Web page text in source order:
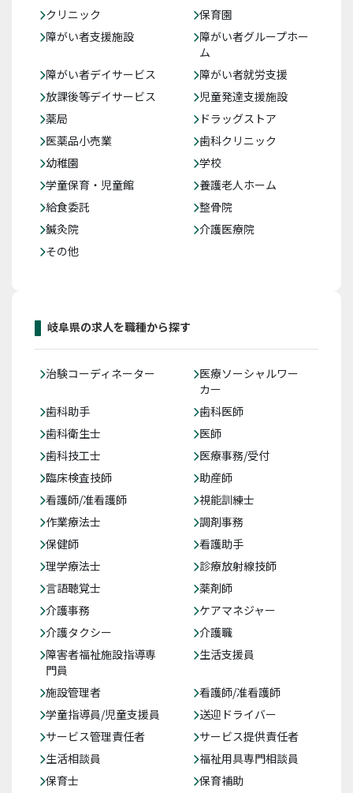
クリニック
保育園
障がい者支援施設
障がい者グループホー
ム
障がい者デイサービス
障がい者就労支援
放課後等デイサービス
児童発達支援施設
薬局
ドラッグストア
医薬品小売業
歯科クリニック
幼稚園
学校
学童保育・児童館
養護老人ホーム
給食委託
整骨院
鍼灸院
介護医療院
その他
岐阜県の求人を職種から探す
治験コーディネーター
医療ソーシャルワー
カー
歯科助手
歯科医師
歯科衛生士
医師
歯科技工士
医療事務/受付
臨床検査技師
助産師
看護師/准看護師
視能訓練士
作業療法士
調剤事務
保健師
看護助手
理学療法士
診療放射線技師
言語聴覚士
薬剤師
介護事務
ケアマネジャー
介護タクシー
介護職
障害者福祉施設指導専
門員
生活支援員
施設管理者
看護師/准看護師
学童指導員/児童支援員
送迎ドライバー
サービス管理責任者
サービス提供責任者
生活相談員
福祉用具専門相談員
保育士
保育補助